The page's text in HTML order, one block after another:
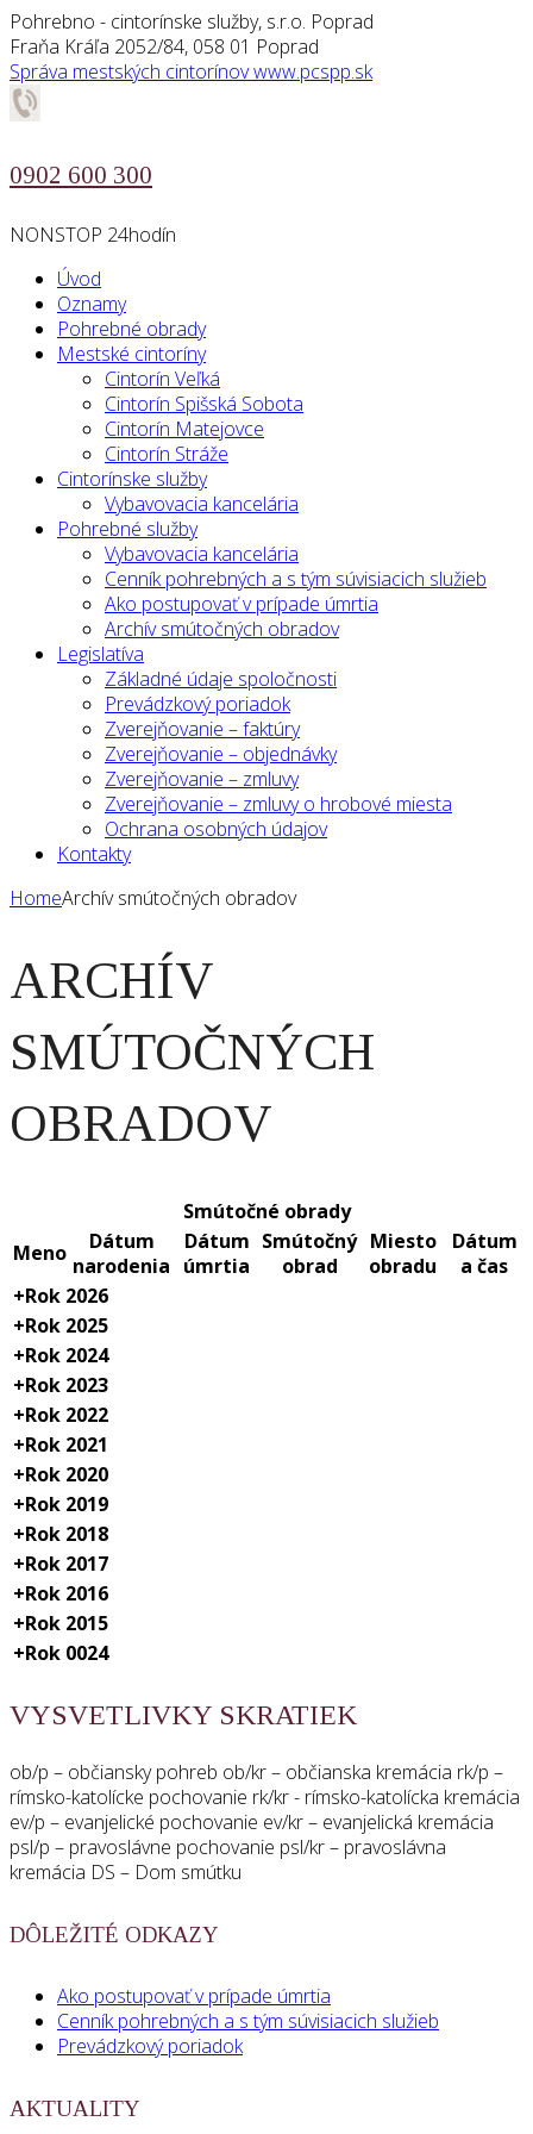
Pohrebno - cintorínske služby, s.r.o. Poprad
Fraňa Kráľa 2052/84, 058 01 Poprad
Správa mestských cintorínovwww.pcspp.sk
0902 600 300
NONSTOP 24hodín
Úvod
Oznamy
Pohrebné obrady
Mestské cintoríny
Cintorín Veľká
Cintorín Spišská Sobota
Cintorín Matejovce
Cintorín Stráže
Cintorínske služby
Vybavovacia kancelária
Pohrebné služby
Vybavovacia kancelária
Cenník pohrebných a s tým súvisiacich služieb
Ako postupovať v prípade úmrtia
Archív smútočných obradov
Legislatíva
Základné údaje spoločnosti
Prevádzkový poriadok
Zverejňovanie – faktúry
Zverejňovanie – objednávky
Zverejňovanie – zmluvy
Zverejňovanie – zmluvy o hrobové miesta
Ochrana osobných údajov
Kontakty
HomeArchív smútočných obradov
ARCHÍV
SMÚTOČNÝCH
OBRADOV
Smútočné obrady
Meno
Dátum
narodenia
Dátum
úmrtia
Smútočný
obrad
Miesto
obradu
Dátum
a čas
+Rok 2026
+Rok 2025
+Rok 2024
+Rok 2023
+Rok 2022
+Rok 2021
+Rok 2020
+Rok 2019
+Rok 2018
+Rok 2017
+Rok 2016
+Rok 2015
+Rok 0024
VYSVETLIVKY SKRATIEK
ob/p – občiansky pohreb ob/kr – občianska kremácia rk/p –
rímsko-katolícke pochovanie rk/kr - rímsko-katolícka kremácia
ev/p – evanjelické pochovanie ev/kr – evanjelická kremácia
psl/p – pravoslávne pochovanie psl/kr – pravoslávna
kremácia DS – Dom smútku
DÔLEŽITÉ ODKAZY
Ako postupovať v prípade úmrtia
Cenník pohrebných a s tým súvisiacich služieb
Prevádzkový poriadok
AKTUALITY